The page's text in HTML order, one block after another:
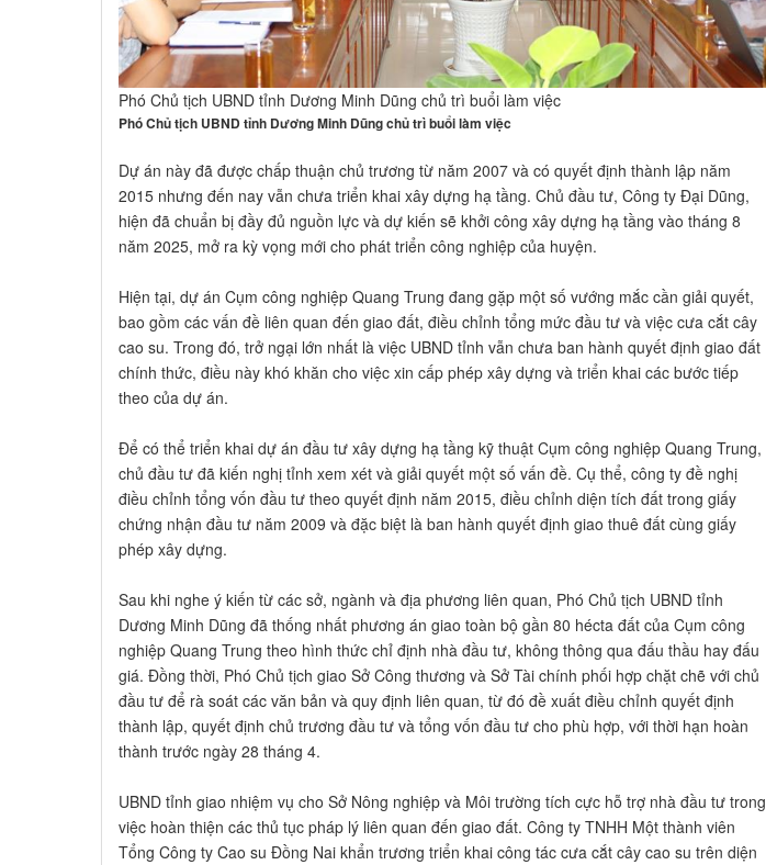
Phó Chủ tịch UBND tỉnh Dương Minh Dũng chủ trì buổi làm việc
Phó Chủ tịch UBND tỉnh Dương Minh Dũng chủ trì buổi làm việc
Dự án này đã được chấp thuận chủ trương từ năm 2007 và có quyết định thành lập năm
2015 nhưng đến nay vẫn chưa triển khai xây dựng hạ tầng. Chủ đầu tư, Công ty Đại Dũng,
hiện đã chuẩn bị đầy đủ nguồn lực và dự kiến sẽ khởi công xây dựng hạ tầng vào tháng 8
năm 2025, mở ra kỳ vọng mới cho phát triển công nghiệp của huyện.
Hiện tại, dự án Cụm công nghiệp Quang Trung đang gặp một số vướng mắc cần giải quyết,
bao gồm các vấn đề liên quan đến giao đất, điều chỉnh tổng mức đầu tư và việc cưa cắt cây
cao su. Trong đó, trở ngại lớn nhất là việc UBND tỉnh vẫn chưa ban hành quyết định giao đất
chính thức, điều này khó khăn cho việc xin cấp phép xây dựng và triển khai các bước tiếp
theo của dự án.
Để có thể triển khai dự án đầu tư xây dựng hạ tầng kỹ thuật Cụm công nghiệp Quang Trung,
chủ đầu tư đã kiến nghị tỉnh xem xét và giải quyết một số vấn đề. Cụ thể, công ty đề nghị
điều chỉnh tổng vốn đầu tư theo quyết định năm 2015, điều chỉnh diện tích đất trong giấy
chứng nhận đầu tư năm 2009 và đặc biệt là ban hành quyết định giao thuê đất cùng giấy
phép xây dựng.
Sau khi nghe ý kiến từ các sở, ngành và địa phương liên quan, Phó Chủ tịch UBND tỉnh
Dương Minh Dũng đã thống nhất phương án giao toàn bộ gần 80 hécta đất của Cụm công
nghiệp Quang Trung theo hình thức chỉ định nhà đầu tư, không thông qua đấu thầu hay đấu
giá. Đồng thời, Phó Chủ tịch giao Sở Công thương và Sở Tài chính phối hợp chặt chẽ với chủ
đầu tư để rà soát các văn bản và quy định liên quan, từ đó đề xuất điều chỉnh quyết định
thành lập, quyết định chủ trương đầu tư và tổng vốn đầu tư cho phù hợp, với thời hạn hoàn
thành trước ngày 28 tháng 4.
UBND tỉnh giao nhiệm vụ cho Sở Nông nghiệp và Môi trường tích cực hỗ trợ nhà đầu tư trong
việc hoàn thiện các thủ tục pháp lý liên quan đến giao đất. Công ty TNHH Một thành viên
Tổng Công ty Cao su Đồng Nai khẩn trương triển khai công tác cưa cắt cây cao su trên diện